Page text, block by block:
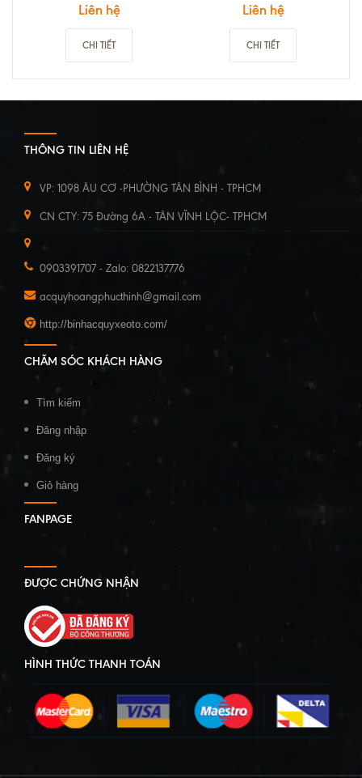
Liên hệ
CHI TIẾT
Liên hệ
CHI TIẾT
THÔNG TIN LIÊN HỆ
VP: 1098 ÂU CƠ -PHƯỜNG TÂN BÌNH - TPHCM
CN CTY: 75 Đường 6A - TÂN VĨNH LỘC- TPHCM
0903391707 - Zalo: 0822137776
acquyhoangphucthinh@gmail.com
http://binhacquyxeoto.com/
CHĂM SÓC KHÁCH HÀNG
Tìm kiếm
Đăng nhập
Đăng ký
Giỏ hàng
FANPAGE
ĐƯỢC CHỨNG NHẬN
HÌNH THỨC THANH TOÁN